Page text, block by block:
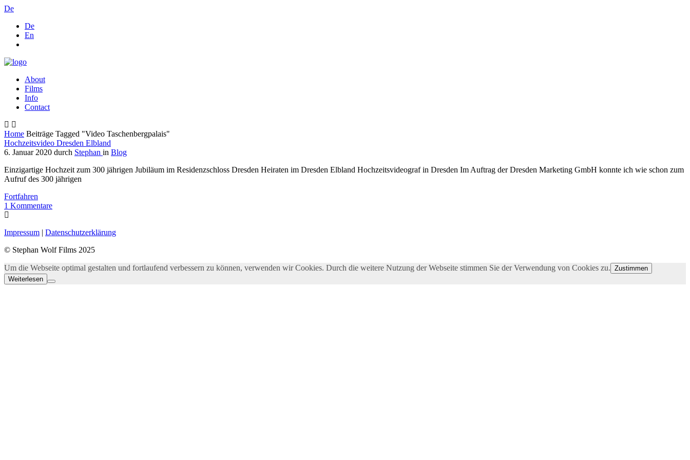
De
De
En
About
Films
Info
Contact
Home Beiträge Tagged "Video Taschenbergpalais"
Hochzeitsvideo Dresden Elbland
6. Januar 2020 durch Stephan in Blog
Einzigartige Hochzeit zum 300 jährigen Jubiläum im Residenzschloss Dresden Heiraten im Dresden Elbland Hochzeitsvideograf in Dresden Im Auftrag der Dresden Marketing GmbH konnte ich wie schon zum
Aufruf des 300 jährigen
Fortfahren
1 Kommentare
Impressum | Datenschutzerklärung
© Stephan Wolf Films 2025
Um die Webseite optimal gestalten und fortlaufend verbessern zu können, verwenden wir Cookies. Durch die weitere Nutzung der Webseite stimmen Sie der Verwendung von Cookies zu. Zustimmen
Weiterlesen